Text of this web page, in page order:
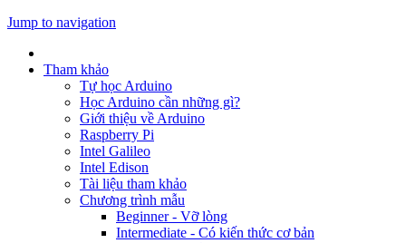
Jump to navigation
Tham khảo
Tự học Arduino
Học Arduino cần những gì?
Giới thiệu về Arduino
Raspberry Pi
Intel Galileo
Intel Edison
Tài liệu tham khảo
Chương trình mẫu
Beginner - Vỡ lòng
Intermediate - Có kiến thức cơ bản